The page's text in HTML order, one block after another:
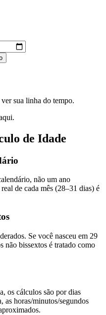
sua linha do tempo.
de Idade
não um ano
de cada mês (28–31 dias) é
Se você nasceu em 29
não bissextos é tratado como
os cálculos são por dias
as horas/minutos/segundos